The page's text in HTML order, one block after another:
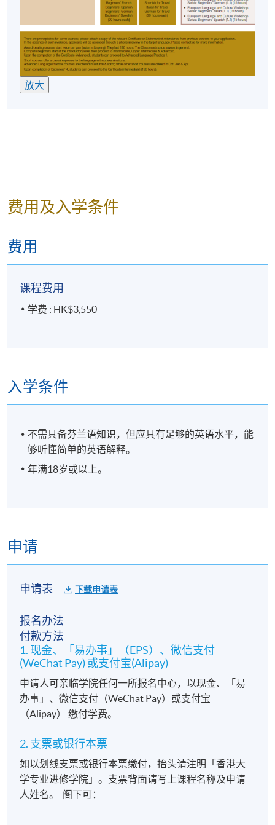
放大
费用及入学条件
费用
课程费用
学费 : HK$3,550
入学条件
不需具备芬兰语知识，但应具有足够的英语水平，能
够听懂简单的英语解释。
年满18岁或以上。
申请
申请表 下载申请表
报名办法
付款方法
1. 现金、「易办事」（EPS）、微信支付
(WeChat Pay) 或支付宝(Alipay)
申请人可亲临学院任何一所报名中心，以现金、「易
办事」、微信支付（WeChat Pay）或支付宝
（Alipay） 缴付学费。
2. 支票或银行本票
如以划线支票或银行本票缴付，抬头请注明「香港大
学专业进修学院」。支票背面请写上课程名称及申请
人姓名。 阁下可：